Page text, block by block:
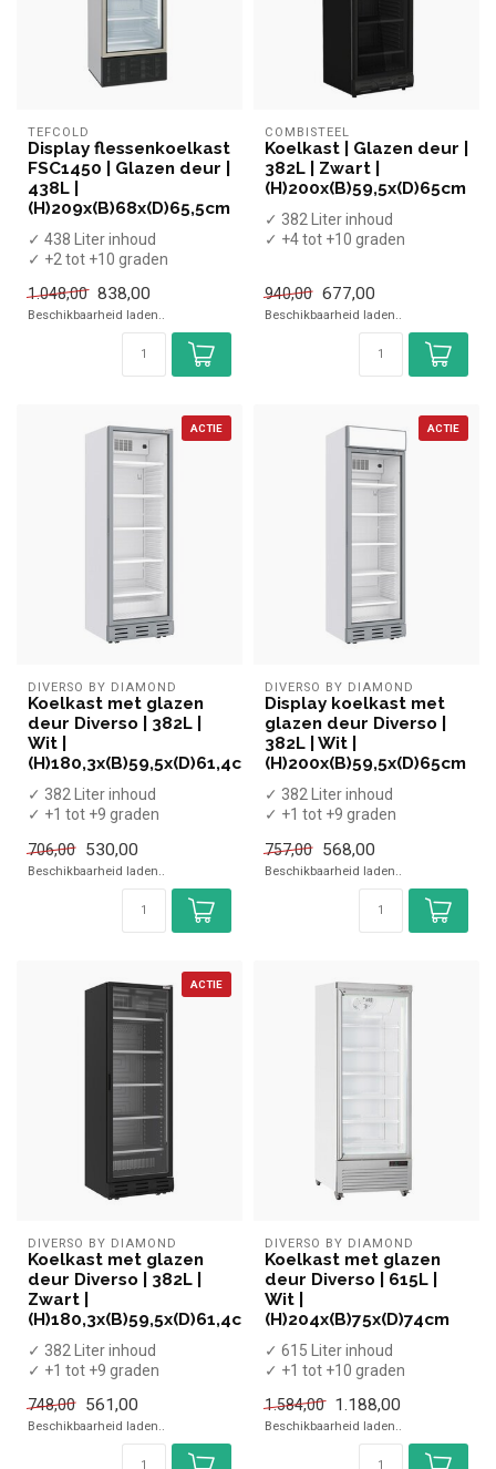
TEFCOLD
Display flessenkoelkast
FSC1450 | Glazen deur |
438L |
(H)209x(B)68x(D)65,5cm
✓ 438 Liter inhoud
✓ +2 tot +10 graden
✓ Breedte 68 cm, diepte...
1.048,00 838,00
Beschikbaarheid laden..
COMBISTEEL
Koelkast | Glazen deur |
382L | Zwart |
(H)200x(B)59,5x(D)65cm
✓ 382 Liter inhoud
✓ +4 tot +10 graden
940,00 677,00
Beschikbaarheid laden..
ACTIE
DIVERSO BY DIAMOND
Koelkast met glazen
deur Diverso | 382L |
Wit |
(H)180,3x(B)59,5x(D)61,4cm
✓ 382 Liter inhoud
✓ +1 tot +9 graden
✓ Breedte 59,5 cm, diepte ...
706,00 530,00
Beschikbaarheid laden..
ACTIE
DIVERSO BY DIAMOND
Display koelkast met
glazen deur Diverso |
382L | Wit |
(H)200x(B)59,5x(D)65cm
✓ 382 Liter inhoud
✓ +1 tot +9 graden
✓ Breedte 59,5 cm, diepte ...
757,00 568,00
Beschikbaarheid laden..
ACTIE
DIVERSO BY DIAMOND
Koelkast met glazen
deur Diverso | 382L |
Zwart |
(H)180,3x(B)59,5x(D)61,4cm
✓ 382 Liter inhoud
✓ +1 tot +9 graden
✓ Breedte 59,5 cm, diepte ...
748,00 561,00
Beschikbaarheid laden..
DIVERSO BY DIAMOND
Koelkast met glazen
deur Diverso | 615L |
Wit |
(H)204x(B)75x(D)74cm
✓ 615 Liter inhoud
✓ +1 tot +10 graden
✓ Breedte 75 cm, diepte 7...
1.584,00 1.188,00
Beschikbaarheid laden..